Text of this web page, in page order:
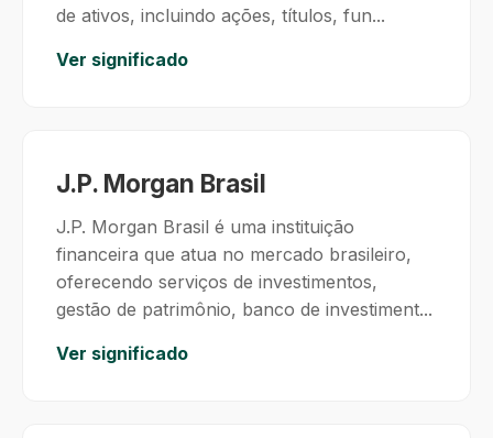
de ativos, incluindo ações, títulos, fun...
Ver significado
J.P. Morgan Brasil
J.P. Morgan Brasil é uma instituição
financeira que atua no mercado brasileiro,
oferecendo serviços de investimentos,
gestão de patrimônio, banco de investiment...
Ver significado